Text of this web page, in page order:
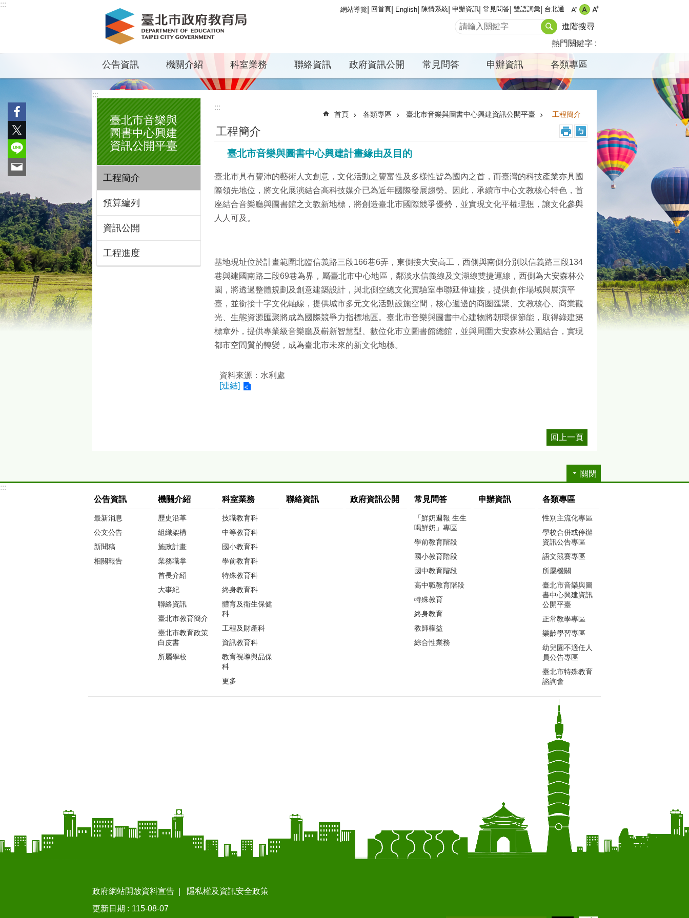
跳到主要內容區塊
:::
網站導覽 回首頁 English 陳情系統 申辦資訊 常見問答 雙語詞彙 台北通
進階搜尋
熱門關鍵字
公告資訊 機關介紹 科室業務 聯絡資訊 政府資訊公開 常見問答 申辦資訊 各類專區
:::
臺北市音樂與
圖書中心興建
資訊公開平臺
工程簡介
預算編列
資訊公開
工程進度
:::
首頁 各類專區 臺北市音樂與圖書中心興建資訊公開平臺 工程簡介
工程簡介
臺北市音樂與圖書中心興建計畫緣由及目的
臺北市具有豐沛的藝術人文創意，文化活動之豐富性及多樣性皆為國內之首，而臺灣的科技產業亦具國
際領先地位，將文化展演結合高科技媒介已為近年國際發展趨勢。因此，承續市中心文教核心特色，首
座結合音樂廳與圖書館之文教新地標，將創造臺北市國際競爭優勢，並實現文化平權理想，讓文化參與
人人可及。
基地現址位於計畫範圍北臨信義路三段166巷6弄，東側接大安高工，西側與南側分別以信義路三段134
巷與建國南路二段69巷為界，屬臺北市中心地區，鄰淡水信義線及文湖線雙捷運線，西側為大安森林公
園，將透過整體規劃及創意建築設計，與北側空總文化實驗室串聯延伸連接，提供創作場域與展演平
臺，並銜接十字文化軸線，提供城市多元文化活動設施空間，核心週邊的商圈匯聚、文教核心、商業觀
光、生態資源匯聚將成為國際競爭力指標地區。臺北市音樂與圖書中心建物將朝環保節能，取得綠建築
標章外，提供專業級音樂廳及嶄新智慧型、數位化市立圖書館總館，並與周圍大安森林公園結合，實現
都市空間質的轉變，成為臺北市未來的新文化地標。
資料來源：水利處
[連結]
回上一頁
關閉
:::
公告資訊
最新消息
公文公告
新聞稿
相關報告
機關介紹
歷史沿革
組織架構
施政計畫
業務職掌
首長介紹
大事紀
聯絡資訊
臺北市教育簡介
臺北市教育政策
白皮書
所屬學校
科室業務
技職教育科
中等教育科
國小教育科
學前教育科
特殊教育科
終身教育科
體育及衛生保健
科
工程及財產科
資訊教育科
教育視導與品保
科
更多
聯絡資訊 政府資訊公開 常見問答
「鮮奶週報 生生
喝鮮奶」專區
學前教育階段
國小教育階段
國中教育階段
高中職教育階段
特殊教育
終身教育
教師權益
綜合性業務
申辦資訊 各類專區
性別主流化專區
學校合併或停辦
資訊公告專區
語文競賽專區
所屬機關
臺北市音樂與圖
書中心興建資訊
公開平臺
正常教學專區
樂齡學習專區
幼兒園不適任人
員公告專區
臺北市特殊教育
諮詢會
政府網站開放資料宣告
隱私權及資訊安全政策
更新日期
115-08-07